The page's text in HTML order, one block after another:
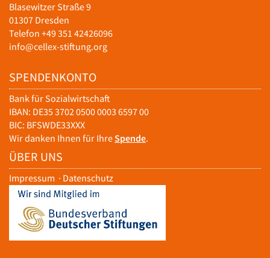
Blasewitzer Straße 9
01307 Dresden
Telefon +49 351 42426096
info@cellex-stiftung.org
SPENDENKONTO
Bank für Sozialwirtschaft
IBAN: DE35 3702 0500 0003 6597 00
BIC: BFSWDE33XXX
Wir danken Ihnen für IhreSpende.
ÜBER UNS
Impressum · Datenschutz